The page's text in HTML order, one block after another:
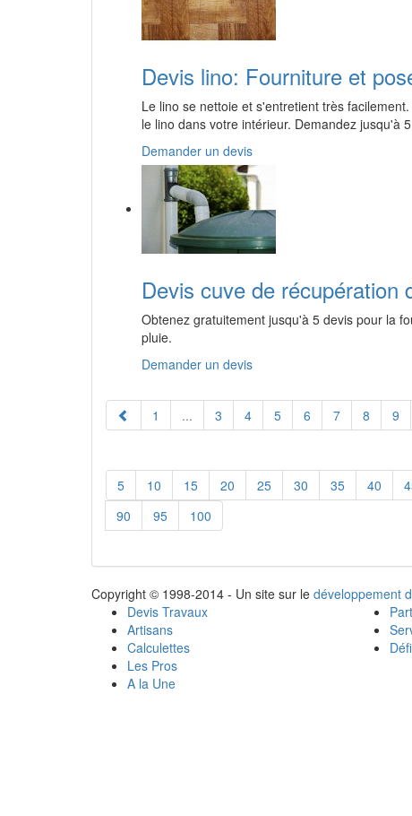
Devis lino: Fourniture et
Le lino se nettoie et s'entretient très
le lino dans votre intérieur. Demandez jusqu'à
Demander un devis
Devis cuve de récupération
Obtenez gratuitement jusqu'à 5 devis pour la
pluie.
Demander un devis
1 ... 3 4 5 6 7 8 9
5 10 15 20 25 30 35 40
90
95 100
Copyright © 1998-2014 - Un site sur le développement
Devis Travaux
Artisans
Calculettes
Les Pros
A la Une